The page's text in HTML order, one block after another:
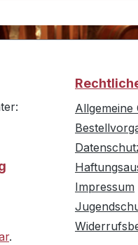
.
Allgemeine
Impressum